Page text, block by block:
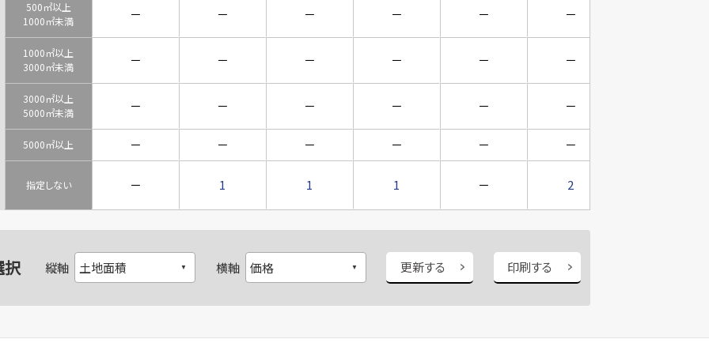
500㎡以上
1000㎡未満
－ － － － － －
1000㎡以上
3000㎡未満
－ － － － － －
3000㎡以上
5000㎡未満
－ － － － － －
5000㎡以上 － － － － － －
指定しない － 1 1 1 － 2
択 縦軸 横軸 更新する 印刷する